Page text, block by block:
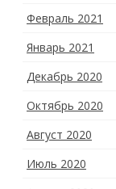
Февраль 2021
Январь 2021
Декабрь 2020
Октябрь 2020
Август 2020
Июль 2020